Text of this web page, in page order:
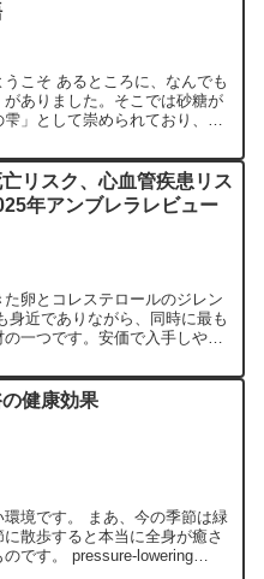
こそ あるところに、なんでも
ありました。そこでは砂糖が
」として崇められており、王
リスク、心血管疾患リス
年アンブレラレビュー
卵とコレステロールのジレン
身近でありながら、同時に最も
一つです。安価で入手しやす
健康効果
境です。 まあ、今の季節は緑
散歩すると本当に全身が癒さ
です。 pressure-lowering